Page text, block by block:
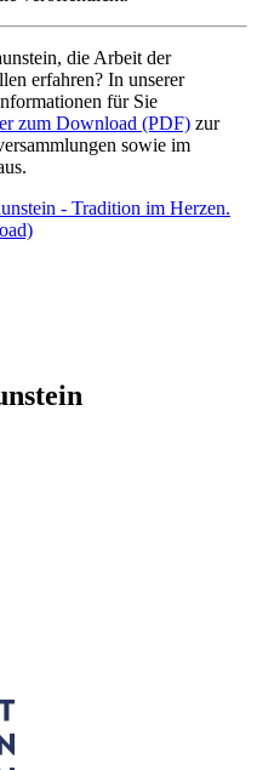
die Arbeit der
erfahren? In unserer
für Sie
zum Download (PDF) zur
sowie im
- Tradition im Herzen.